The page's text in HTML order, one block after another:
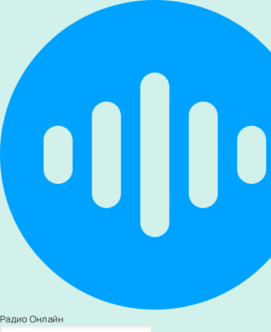
Радио Онлайн